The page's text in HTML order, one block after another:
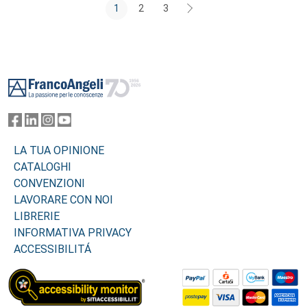
1 2 3
LA TUA OPINIONE
CATALOGHI
CONVENZIONI
LAVORARE CON NOI
LIBRERIE
INFORMATIVA PRIVACY
ACCESSIBILITÁ